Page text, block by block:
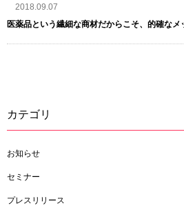
2018.09.07
医薬品という繊細な商材だからこそ、的確な
カテゴリ
お知らせ
セミナー
プレスリリース